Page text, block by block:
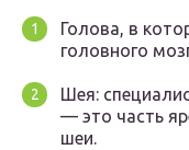
Голова, в
головного
Шея:
— это часть
шеи.